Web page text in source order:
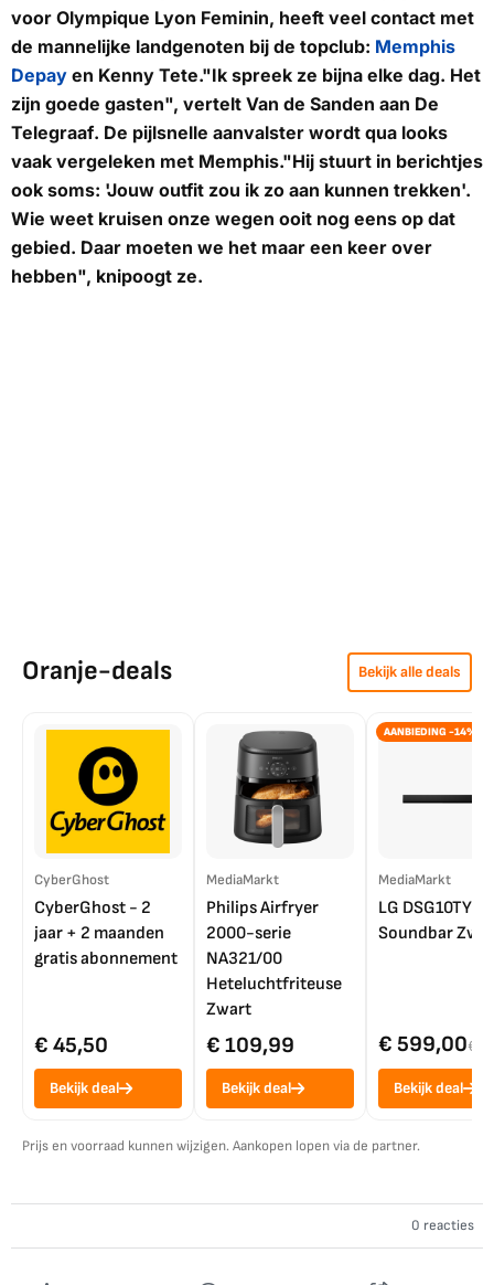
voor Olympique Lyon Feminin, heeft veel contact met
de mannelijke landgenoten bij de topclub: Memphis
Depay en Kenny Tete."Ik spreek ze bijna elke dag. Het
zijn goede gasten", vertelt Van de Sanden aan De
Telegraaf. De pijlsnelle aanvalster wordt qua looks
vaak vergeleken met Memphis."Hij stuurt in berichtjes
ook soms: 'Jouw outfit zou ik zo aan kunnen trekken'.
Wie weet kruisen onze wegen ooit nog eens op dat
gebied. Daar moeten we het maar een keer over
hebben", knipoogt ze.
Oranje-deals Bekijk alle deals
CyberGhost
CyberGhost - 2
jaar + 2 maanden
gratis abonnement
€ 45,50
Bekijk deal
MediaMarkt
Philips Airfryer
2000-serie
NA321/00
Heteluchtfriteuse
Zwart
€ 109,99
Bekijk deal
AANBIEDING -14%
MediaMarkt
LG DSG10TY
Soundbar
€ 599,00€
Bekijk deal
Prijs en voorraad kunnen wijzigen. Aankopen lopen via de partner.
0 reacties